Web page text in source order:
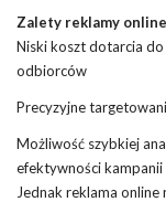
Zalety reklamy online
Niski koszt dotarcia do
odbiorców
Precyzyjne
Możliwość szybkiej
efektywności kampanii
Jednak reklama